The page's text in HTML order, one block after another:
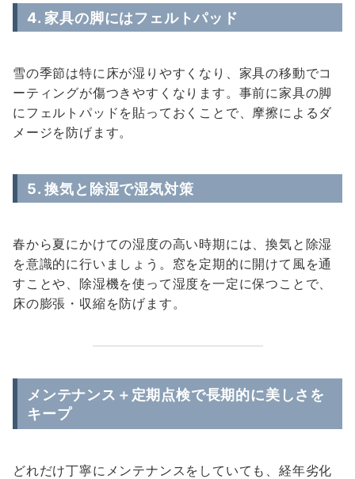
4. 家具の脚にはフェルトパッド
雪の季節は特に床が湿りやすくなり、家具の移動でコ
ーティングが傷つきやすくなります。事前に家具の脚
にフェルトパッドを貼っておくことで、摩擦によるダ
メージを防げます。
5. 換気と除湿で湿気対策
春から夏にかけての湿度の高い時期には、換気と除湿
を意識的に行いましょう。窓を定期的に開けて風を通
すことや、除湿機を使って湿度を一定に保つことで、
床の膨張・収縮を防げます。
メンテナンス＋定期点検で長期的に美しさを
キープ
どれだけ丁寧にメンテナンスをしていても、経年劣化